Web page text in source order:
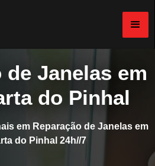
de Janelas em
do Pinhal
em Reparação de Janelas em
do Pinhal 24h//7